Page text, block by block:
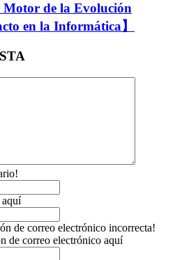
de la Evolución
en la Informática】
aquí
de correo electrónico incorrecta!
de correo electrónico aquí